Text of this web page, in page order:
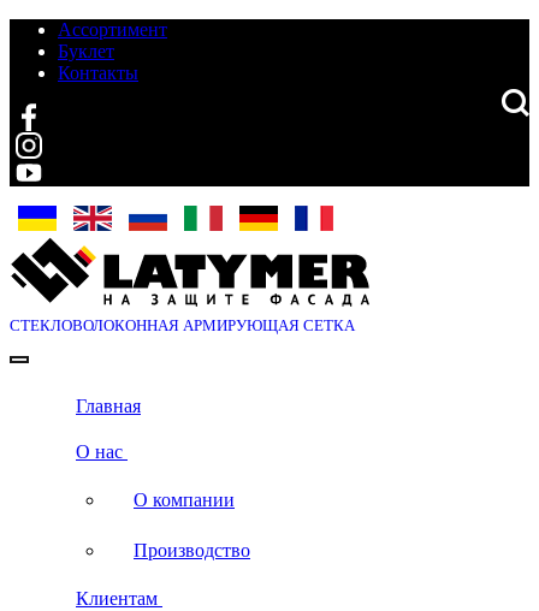
Ассортимент
Буклет
Контакты
Search
СТЕКЛОВОЛОКОННАЯ АРМИРУЮЩАЯ СЕТКА
Главная
О нас
О компании
Производство
Клиентам